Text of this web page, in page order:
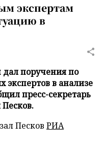
экспертам
в
поручения по
экспертов в анализе
пресс-секретарь
Песков РИА